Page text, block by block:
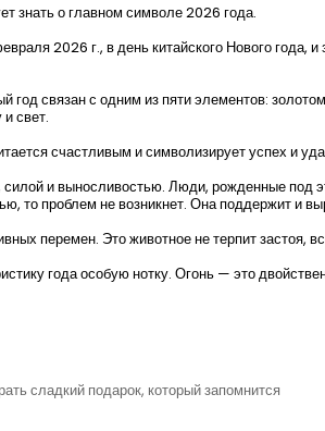
знать о главном символе 2026 года.
2026 г., в день китайского Нового
год связан с одним из пяти элементов:
свет.
счастливым и символизирует успех и
и выносливостью. Люди, рожденные под
то проблем не возникнет. Она поддержит и
перемен. Это животное не терпит застоя,
года особую нотку. Огонь — это
сладкий подарок, который запомнится